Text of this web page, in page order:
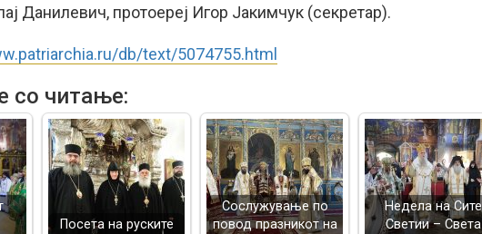
Данилевич, протоереј Игор Јакимчук (секретар).
db/text/5074755.html
со читање:
Посета на руските
Сослужување по
повод празникот на
Недела на Сите
Светии – Света